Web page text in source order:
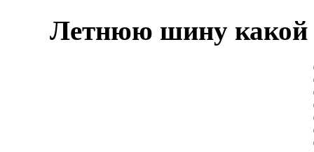
Летнюю шину какой